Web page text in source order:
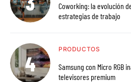
Coworking: la evolución
estrategias de trabajo
PRODUCTOS
Samsung con Micro RGB
televisores premium